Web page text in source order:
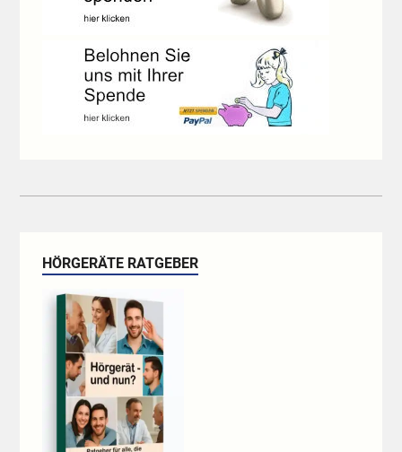
HÖRGERÄTE RATGEBER